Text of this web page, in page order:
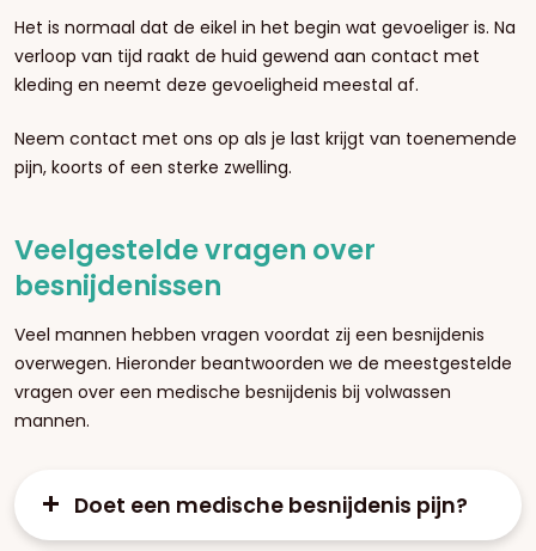
Het is normaal dat de eikel in het begin wat gevoeliger is. Na
verloop van tijd raakt de huid gewend aan contact met
kleding en neemt deze gevoeligheid meestal af.
Neem contact met ons op als je last krijgt van toenemende
pijn, koorts of een sterke zwelling.
Veelgestelde vragen over
besnijdenissen
Veel mannen hebben vragen voordat zij een besnijdenis
overwegen. Hieronder beantwoorden we de meestgestelde
vragen over een medische besnijdenis bij volwassen
mannen.
Doet een medische besnijdenis pijn?